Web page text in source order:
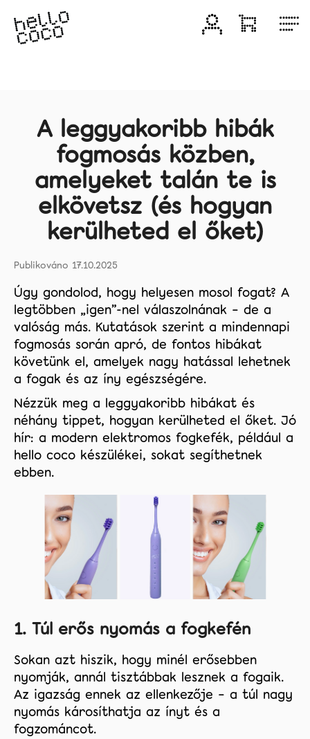
tartalomhoz
Rólunk
Blog
termékek
Kedvezményes
csomagok
Fogkrémek
Fogkefék
Fogköztápolás
Facebook
Instagram
Tiktok
Kosár
A leggyakoribb hibák
fogmosás közben,
amelyeket talán te is
elkövetsz (és hogyan
kerülheted el őket)
17.10.2025
Úgy gondolod, hogy helyesen mosol fogat? A
legtöbben „igen”-nel válaszolnának – de a
valóság más. Kutatások szerint a mindennapi
fogmosás során apró, de fontos hibákat
követünk el, amelyek nagy hatással lehetnek
a fogak és az íny egészségére.
Nézzük meg a leggyakoribb hibákat és
néhány tippet, hogyan kerülheted el őket. Jó
hír: a modern elektromos fogkefék, például a
hello coco készülékei, sokat segíthetnek
ebben.
1. Túl erős nyomás a fogkefén
Sokan azt hiszik, hogy minél erősebben
nyomják, annál tisztábbak lesznek a fogaik.
Az igazság ennek az ellenkezője – a túl nagy
nyomás károsíthatja az ínyt és a
fogzománcot.